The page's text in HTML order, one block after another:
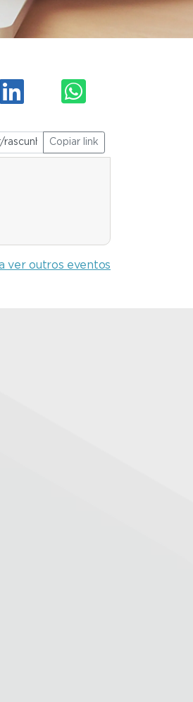
Copiar link
ver outros eventos